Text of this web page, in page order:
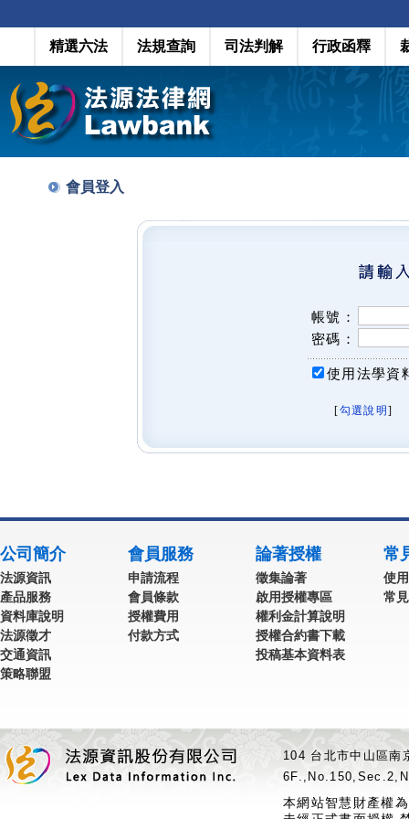
精選六法 法規查詢 司法判解 行政函釋
會員登入
帳號：
密碼：
使用法學資
[勾選說明 ]
公司簡介
法源資訊
產品服務
資料庫說明
法源徵才
交通資訊
策略聯盟
會員服務
申請流程
會員條款
授權費用
付款方式
論著授權
徵集論著
啟用授權專區
權利金計算說明
授權合約書下載
投稿基本資料表
常
使
常
104 台北市中山區
本網站智慧財產權